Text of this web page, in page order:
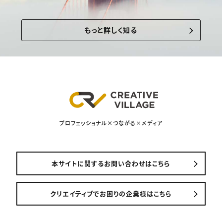
もっと詳しく知る
プロフェッショナル×つながる×メディア
本サイトに関するお問い合わせはこちら
クリエイティブでお困りの企業様はこちら